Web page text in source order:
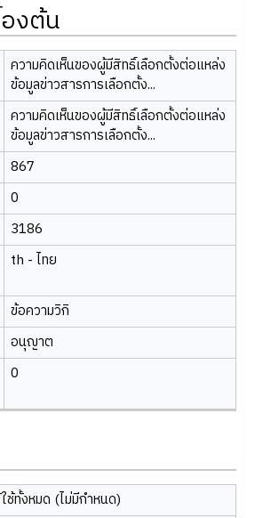
งต้น
ความคิดเห็นของผู้มีสิทธิ์เลือกตั้งต่อแหล่ง
ข้อมูลข่าวสารการเลือกตั้ง...
ความคิดเห็นของผู้มีสิทธิ์เลือกตั้งต่อแหล่ง
ข้อมูลข่าวสารการเลือกตั้ง...
867
0
3186
th - ไทย
ข้อความวิกิ
อนุญาต
0
ทั้งหมด (ไม่มีกำหนด)